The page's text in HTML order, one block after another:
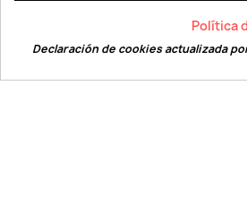
La página dispone de código accesible
W3C
Política
Declaración de cookies actualizada